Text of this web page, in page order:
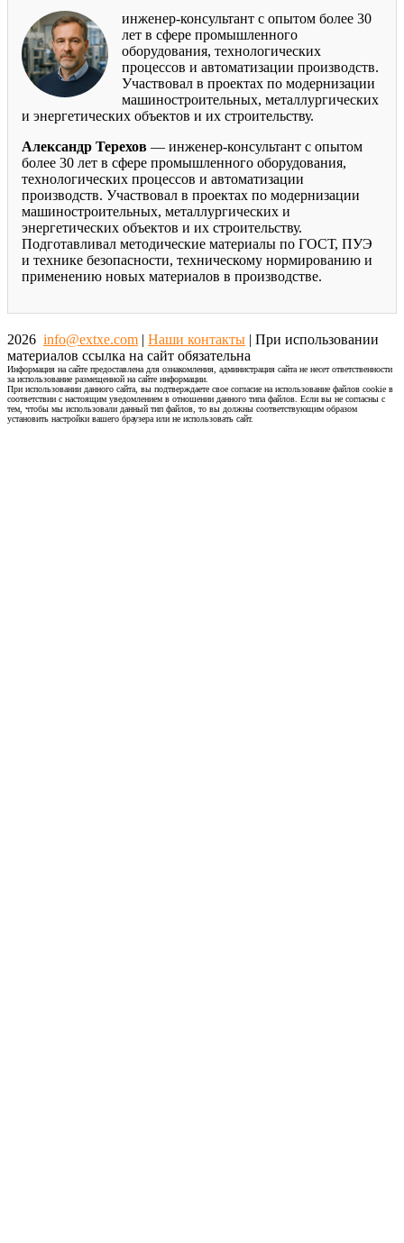
инженер-консультант с опытом более 30
лет в сфере промышленного
оборудования, технологических
процессов и автоматизации производств.
Участвовал в проектах по модернизации
машиностроительных, металлургических
и энергетических объектов и их строительству.
Александр Терехов — инженер-консультант с опытом
более 30 лет в сфере промышленного оборудования,
технологических процессов и автоматизации
производств. Участвовал в проектах по модернизации
машиностроительных, металлургических и
энергетических объектов и их строительству.
Подготавливал методические материалы по ГОСТ, ПУЭ
и технике безопасности, техническому нормированию и
применению новых материалов в производстве.
2026 info@extxe.com | Наши контакты | При использовании
материалов ссылка на сайт обязательна
Информация на сайте предоставлена для ознакомления, администрация сайта не несет ответственности
за использование размещенной на сайте информации.
При использовании данного сайта, вы подтверждаете свое согласие на использование файлов cookie в
соответствии с настоящим уведомлением в отношении данного типа файлов. Если вы не согласны с
тем, чтобы мы использовали данный тип файлов, то вы должны соответствующим образом
установить настройки вашего браузера или не использовать сайт.